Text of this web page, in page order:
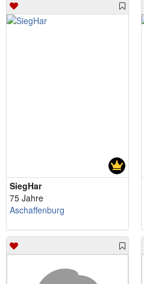
SiegHar
75 Jahre
Aschaffenburg